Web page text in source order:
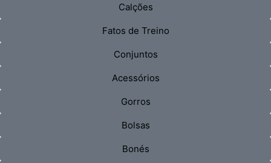
Calções
Fatos de Treino
Conjuntos
Acessórios
Gorros
Bolsas
Bonés